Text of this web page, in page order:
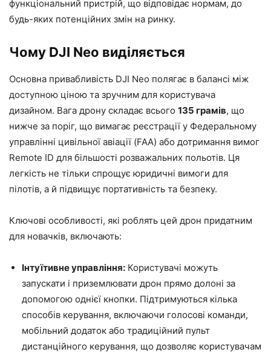
функціональний пристрій, що відповідає нормам, до
будь-яких потенційних змін на ринку.
Чому DJI Neo виділяється
Основна привабливість DJI Neo полягає в балансі між
доступною ціною та зручним для користувача
дизайном. Вага дрону складає всього 135 грамів, що
нижче за поріг, що вимагає реєстрації у Федеральному
управлінні цивільної авіації (FAA) або дотримання вимог
Remote ID для більшості розважальних польотів. Ця
легкість не тільки спрощує юридичні вимоги для
пілотів, а й підвищує портативність та безпеку.
Ключові особливості, які роблять цей дрон придатним
для новачків, включають:
Інтуїтивне управління: Користувачі можуть
запускати і приземлювати дрон прямо долоні за
допомогою однієї кнопки. Підтримуються кілька
способів керування, включаючи голосові команди,
мобільний додаток або традиційний пульт
дистанційного керування, що дозволяє користувачам